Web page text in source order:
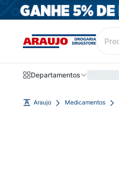
Departamentos
Araujo Medicamentos